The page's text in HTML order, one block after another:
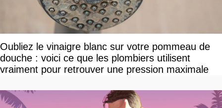
Oubliez le vinaigre blanc sur votre pommeau de
douche : voici ce que les plombiers utilisent
vraiment pour retrouver une pression maximale